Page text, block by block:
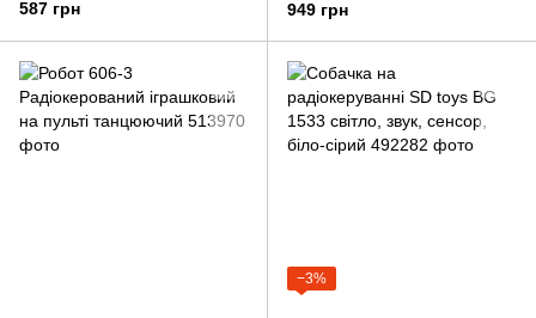
деталей у коробці
587 грн 949 грн
−3%